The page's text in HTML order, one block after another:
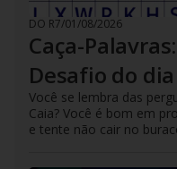
DO R7/01/08/2026
Caça-
Desafio do
Você se lembra das
Caia? Você é bom em
e tente não cair no